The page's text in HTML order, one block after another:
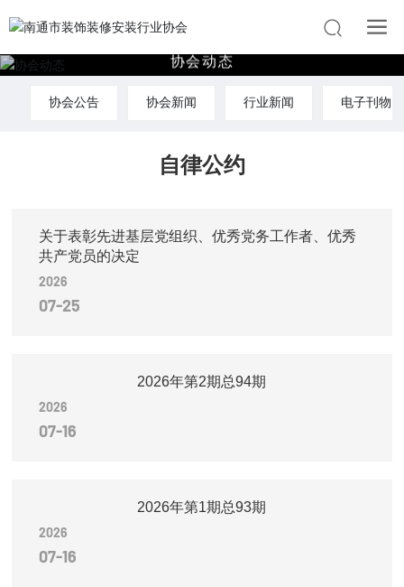
协会动态
协会公告 协会新闻 行业新闻 电子刊物
自律公约
关于表彰先进基层党组织、优秀党务工作者、优秀
共产党员的决定
2026
07-25
2026年第2期总94期
2026
07-16
2026年第1期总93期
2026
07-16